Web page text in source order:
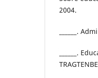
2004.
______.
______.